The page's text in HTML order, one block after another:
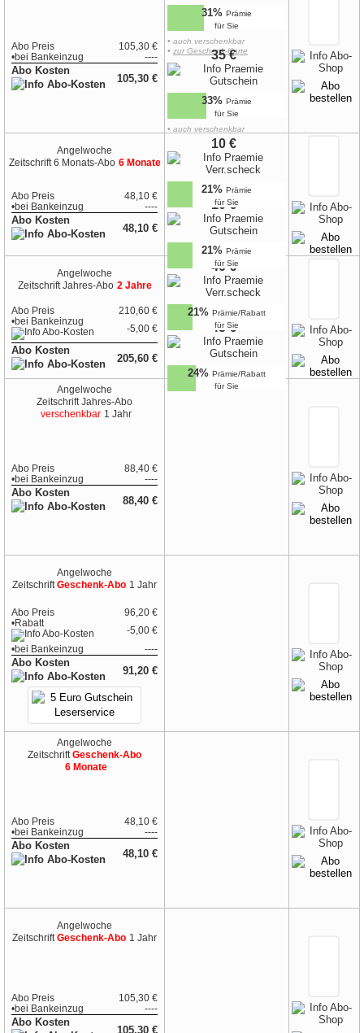
Abo Preis
105,30 €
•bei Bankeinzug ----
Abo Kosten
105,30 €
31% Prämie
für Sie
• auch verschenkbar
•zur Geschenk-Karte
35 €
33% Prämie
für Sie
• auch verschenkbar
zur Geschenk-Karte
Angelwoche
Zeitschrift 6 Monats-Abo 6 Monate
Abo Preis
48,10 €
•bei Bankeinzug ----
Abo Kosten
48,10 €
10 €
21% Prämie
für Sie
10 €
21% Prämie
für Sie
Angelwoche
Zeitschrift Jahres-Abo 2 Jahre
Abo Preis
210,60 €
•bei Bankeinzug
-5,00 €
Abo Kosten
205,60 €
40 €
21% Prämie/Rabatt
für Sie
45 €
24% Prämie/Rabatt
für Sie
Angelwoche
Zeitschrift Jahres-Abo
verschenkbar 1 Jahr
Abo Preis
88,40 €
•bei Bankeinzug ----
Abo Kosten
88,40 €
Angelwoche
Zeitschrift Geschenk-Abo 1 Jahr
Abo Preis
96,20 €
•Rabatt
-5,00 €
•bei Bankeinzug ----
Abo Kosten
91,20 €
Angelwoche
Zeitschrift Geschenk-Abo
6 Monate
Abo Preis
48,10 €
•bei Bankeinzug ----
Abo Kosten
48,10 €
Angelwoche
Zeitschrift Geschenk-Abo 1 Jahr
Abo Preis
105,30 €
•bei Bankeinzug ----
Abo Kosten
105,30 €